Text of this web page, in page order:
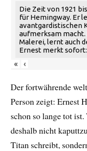
Die Zeit von 1921
für Hemingway. Er
avantgardistischen
aufmerksam
Malerei, lernt auch
Ernest merkt
«
‹
Der fortwährende
Person zeigt: Ernest
schon so lange tot
deshalb nicht
Titan schreibt,